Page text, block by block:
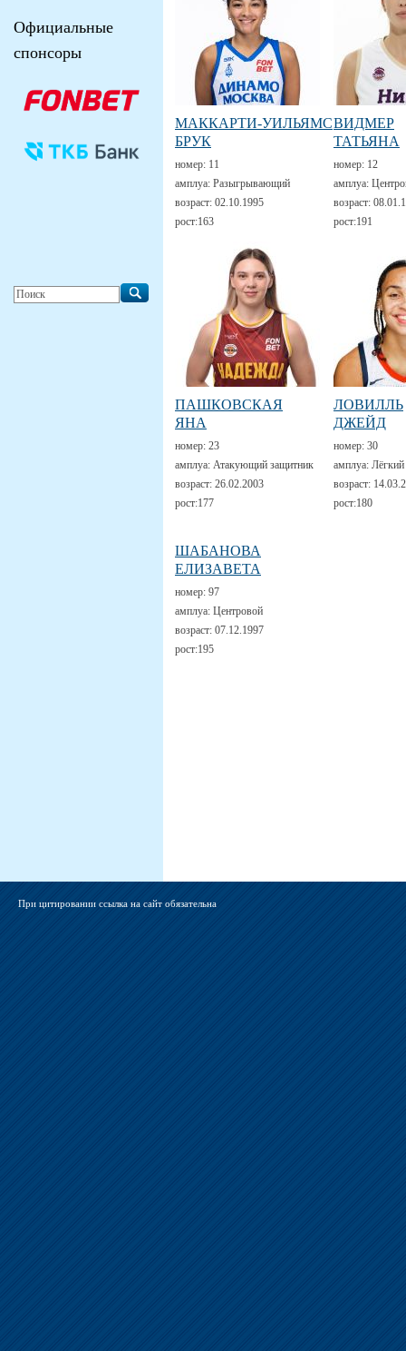
МАККАРТИ-УИЛЬЯМС
БРУК
номер: 11
амплуа: Разыгрывающий
возраст: 02.10.1995
рост:163
ВИДМЕР
ТАТЬЯНА
номер: 12
амплуа:
возраст:
рост:191
ПАШКОВСКАЯ
ЯНА
номер: 23
амплуа: Атакующий защитник
возраст: 26.02.2003
рост:177
ЛОВИЛЛЬ
ДЖЕЙД
номер: 30
амплуа:
возраст:
рост:180
ШАБАНОВА
ЕЛИЗАВЕТА
номер: 97
амплуа: Центровой
возраст: 07.12.1997
рост:195
Официальные
спонсоры
При цитировании ссылка на сайт обязательна